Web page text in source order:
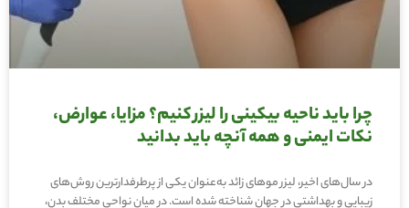
چرا باید ناحیه بیکینی را لیزر کنیم؟ مزایا، عوارض،
نکات ایمنی و همه آنچه باید بدانید
در سال‌های اخیر، لیزر موهای زائد به‌عنوان یکی از پرطرفدارترین روش‌های
زیبایی و بهداشتی در جهان شناخته شده است. در میان نواحی مختلف بدن،